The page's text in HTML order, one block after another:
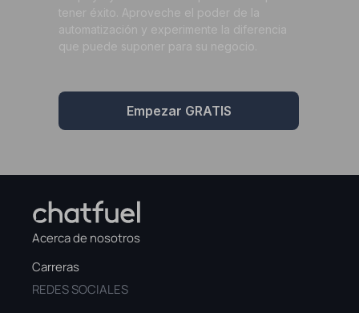
tener éxito. Aproveche el poder de la
automatización y experimente la diferencia
que puede suponer para su negocio.
Empezar GRATIS
Acerca de nosotros
Carreras
REDES SOCIALES